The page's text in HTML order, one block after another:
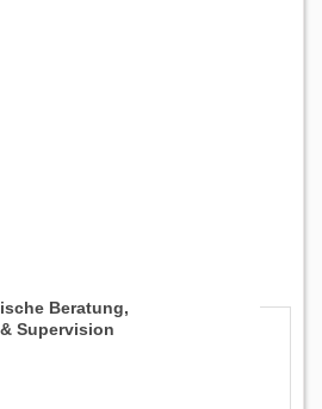
Beratung,
Supervision